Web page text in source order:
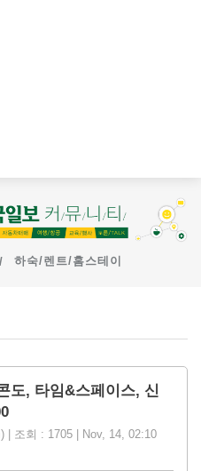
하숙/렌트/홈스테이
도, 타임&스페이스, 신
| 조회 : 1705 | Nov, 14, 02:10